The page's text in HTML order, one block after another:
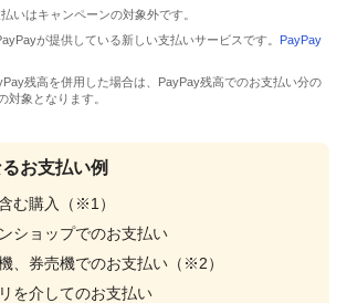
いはキャンペーンの対象外です。
が提供している新しい支払いサービスです。 PayPay
残高を併用した場合は、PayPay残高でのお支払い分の
対象となります。
お支払い例
む購入（※1）
ショップでのお支払い
、券売機でのお支払い（※2）
を介してのお支払い